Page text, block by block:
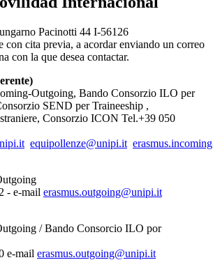
Pacinotti 44 I-56126
con cita previa, a acordar enviando un correo
con la que desea contactar.
Outgoing, Bando Consorzio ILO per
SEND per Traineeship ,
Consorzio ICON Tel.+39 050
equipollenze@unipi.it
- e-mail erasmus.outgoing@unipi.it
/ Bando Consorcio ILO por
e-mail erasmus.outgoing@unipi.it